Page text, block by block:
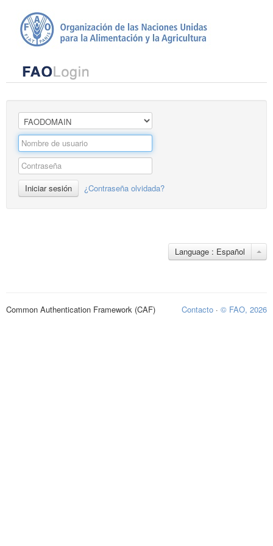
Iniciar sesión ¿Contraseña olvidada?
Language : Español
Common Authentication Framework (CAF) Contacto · © FAO, 2026